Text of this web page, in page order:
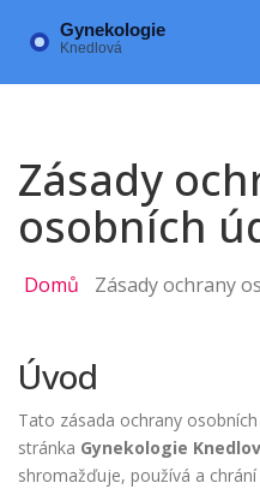
Zásady
osobních
Domů Zásady ochrany
Úvod
Tato zásada ochrany
stránka Gynekologie
shromažďuje, používá a